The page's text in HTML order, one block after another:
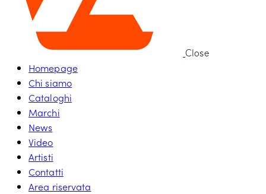
Close
Homepage
Chi siamo
Cataloghi
Marchi
News
Video
Artisti
Contatti
Area riservata